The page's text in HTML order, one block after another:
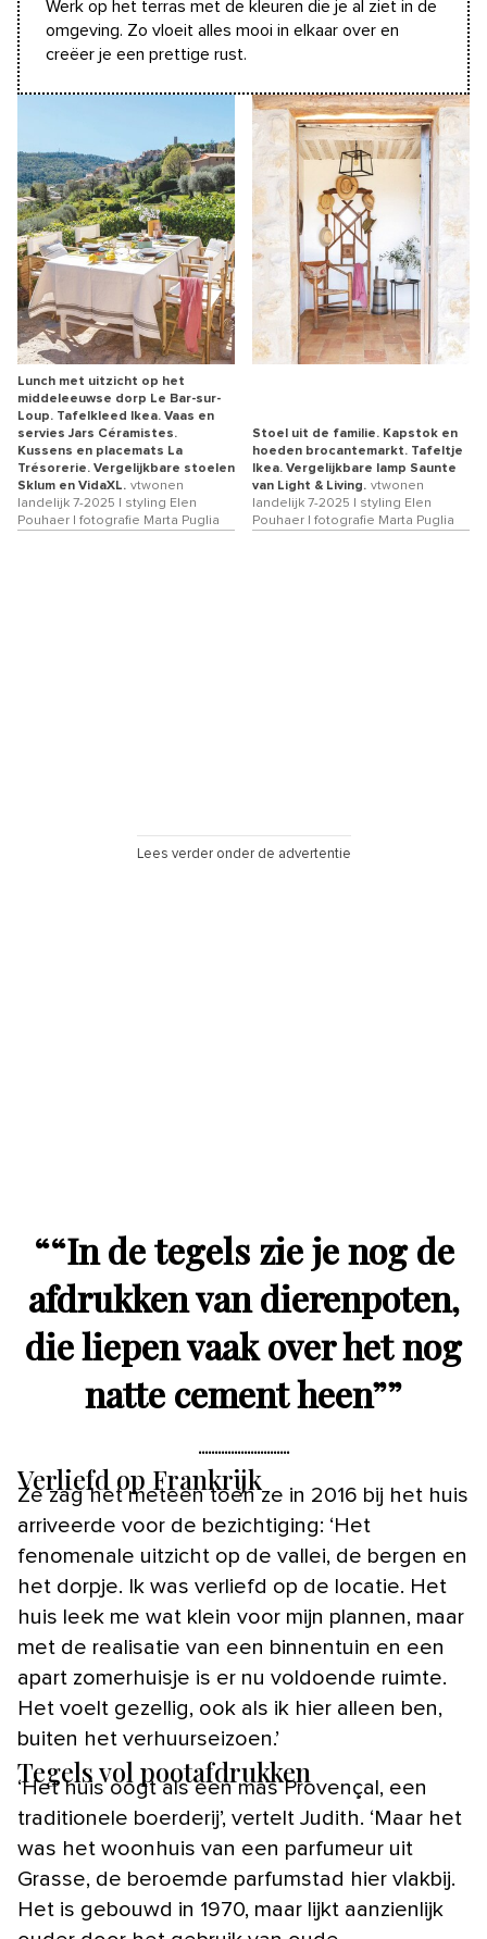
Werk op het terras met de kleuren die je al ziet in de
omgeving. Zo vloeit alles mooi in elkaar over en
creëer je een prettige rust.
Lunch met uitzicht op het
middeleeuwse dorp Le Bar-sur-
Loup. Tafelkleed Ikea. Vaas en
servies Jars Céramistes.
Kussens en placemats La
Trésorerie. Vergelijkbare stoelen
Sklum en VidaXL. vtwonen
landelijk 7-2025 | styling Elen
Pouhaer | fotografie Marta Puglia
Stoel uit de familie. Kapstok en
hoeden brocantemarkt. Tafeltje
Ikea. Vergelijkbare lamp Saunte
van Light & Living. vtwonen
landelijk 7-2025 | styling Elen
Pouhaer | fotografie Marta Puglia
Lees verder onder de advertentie
““In de tegels zie je nog de
afdrukken van dierenpoten,
die liepen vaak over het nog
natte cement heen””
Verliefd op Frankrijk
Ze zag het meteen toen ze in 2016 bij het huis
arriveerde voor de bezichtiging: ‘Het
fenomenale uitzicht op de vallei, de bergen en
het dorpje. Ik was verliefd op de locatie. Het
huis leek me wat klein voor mijn plannen, maar
met de realisatie van een binnentuin en een
apart zomerhuisje is er nu voldoende ruimte.
Het voelt gezellig, ook als ik hier alleen ben,
buiten het verhuurseizoen.’
Tegels vol pootafdrukken
‘Het huis oogt als een mas Provençal, een
traditionele boerderij’, vertelt Judith. ‘Maar het
was het woonhuis van een parfumeur uit
Grasse, de beroemde parfumstad hier vlakbij.
Het is gebouwd in 1970, maar lijkt aanzienlijk